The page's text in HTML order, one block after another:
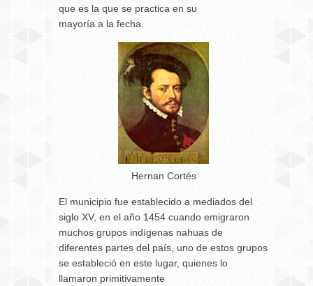
que es la que se practica en su
mayoría a la fecha.
Hernan Cortés
El municipio fue establecido a mediados del
siglo XV, en el año 1454 cuando emigraron
muchos grupos indígenas nahuas de
diferentes partes del país, uno de estos grupos
se estableció en este lugar, quienes lo
llamaron primitivamente